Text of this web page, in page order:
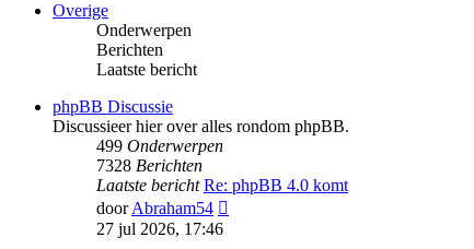
Overige
Onderwerpen
Berichten
Laatste bericht
phpBB Discussie
Discussieer hier over alles rondom phpBB.
499 Onderwerpen
7328 Berichten
Laatste bericht Re: phpBB 4.0 komt
doorAbraham54
27 jul 2026, 17:46